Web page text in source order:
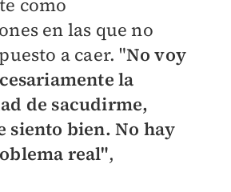
como
en las que no
a caer. "No voy
la
de sacudirme,
siento bien. No hay
real",